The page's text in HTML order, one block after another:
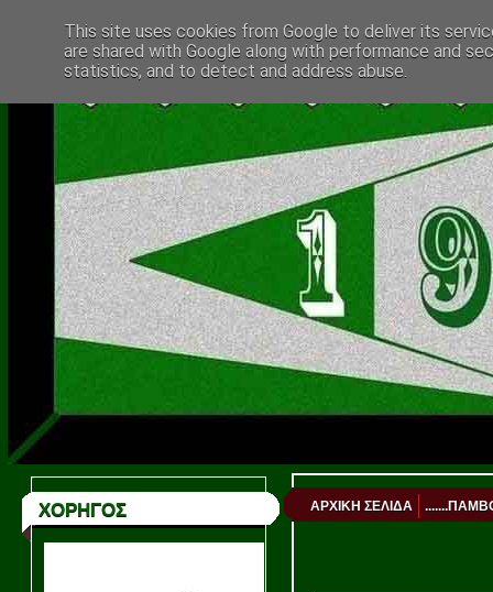
ΧΟΡΗΓΟΣ ΑΡΧΙΚΗ ΣΕΛΙΔΑ
This site uses cookies from Google to deliver its
are shared with Google along with performance and
statistics, and to detect and address abuse.